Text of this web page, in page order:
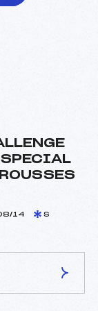
SPECIAL
14 S